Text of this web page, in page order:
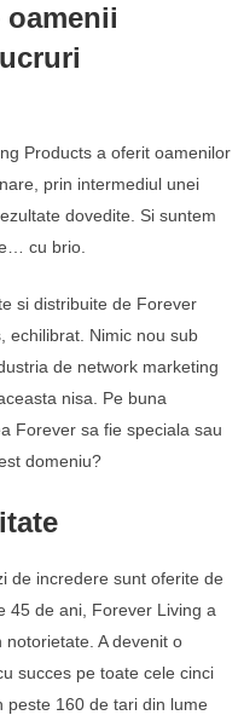
Products a oferit oamenilor
prin intermediul unei
dovedite. Si suntem
cu brio.
si distribuite de Forever
echilibrat. Nimic nou sub
de network marketing
nisa. Pe buna
Forever sa fie speciala sau
domeniu?
de incredere sunt oferite de
45 de ani, Forever Living a
A devenit o
succes pe toate cele cinci
peste 160 de tari din lume